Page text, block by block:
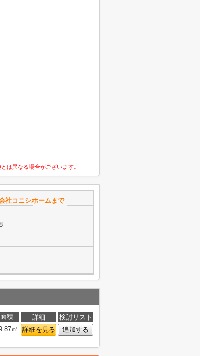
は異なる場合がございます。
社コニシホームまで
面積 詳細
検討リスト
㎡ 詳細を見る 追加する